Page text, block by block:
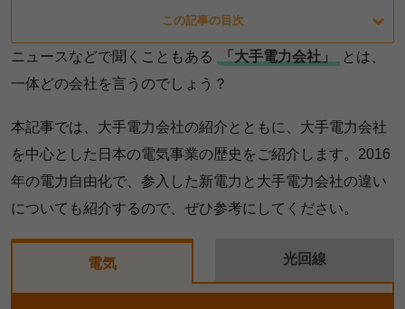
この記事の目次
ニュースなどで聞くこともある 「大手電力会社」
とは、
一体どの会社を言うのでしょう？
本記事では、大手電力会社の紹介とともに、大手電力会社
を中心とした日本の電気事業の歴史をご紹介します。2016
年の電力自由化で、参入した新電力と大手電力会社の違い
についても紹介するので、ぜひ参考にしてください。
電気 光回線